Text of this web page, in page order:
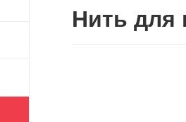
Нить для